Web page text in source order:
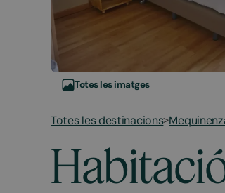
Totes les imatges
Totes les destinacions>
2026
2025